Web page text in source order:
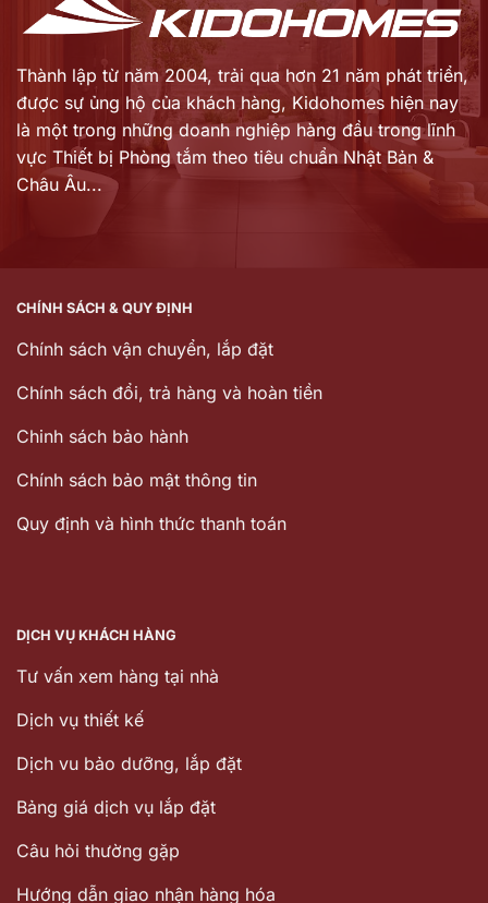
Thành lập từ năm 2004, trải qua hơn 21 năm phát triển,
được sự ủng hộ của khách hàng, Kidohomes hiện nay
là một trong những doanh nghiệp hàng đầu trong lĩnh
vực Thiết bị Phòng tắm theo tiêu chuẩn Nhật Bản &
Châu Âu...
CHÍNH SÁCH & QUY ĐỊNH
Chính sách vận chuyển, lắp đặt
Chính sách đổi, trả hàng và hoàn tiền
Chinh sách bảo hành
Chính sách bảo mật thông tin
Quy định và hình thức thanh toán
DỊCH VỤ KHÁCH HÀNG
Tư vấn xem hàng tại nhà
Dịch vụ thiết kế
Dịch vu bảo dưỡng, lắp đặt
Bảng giá dịch vụ lắp đặt
Câu hỏi thường gặp
Hướng dẫn giao nhận hàng hóa